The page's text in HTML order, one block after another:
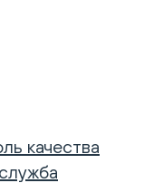
качества